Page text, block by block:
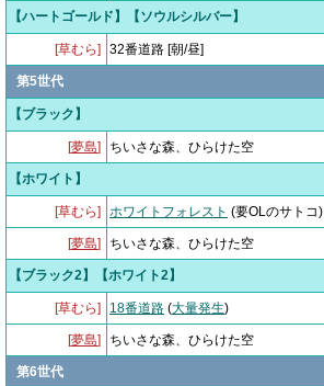
【ハートゴールド】【ソウルシルバー】
[草むら] 32番道路 [朝/昼]
第5世代
【ブラック】
[夢島] ちいさな森、ひらけた空
【ホワイト】
[草むら] ホワイトフォレスト (要OLのサトコ)
[夢島] ちいさな森、ひらけた空
【ブラック2】【ホワイト2】
[草むら] 18番道路 (大量発生)
[夢島] ちいさな森、ひらけた空
第6世代